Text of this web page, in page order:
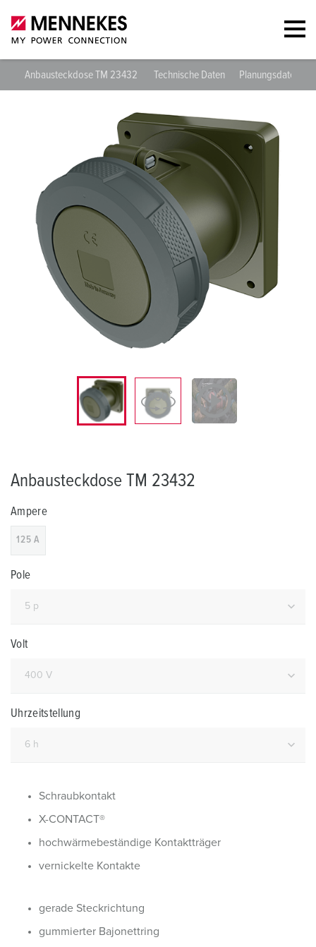
Anbausteckdose TM 23432 Technische Daten Planungsdaten &
Anbausteckdose TM 23432
Ampere
125 A
Pole
Volt
Uhrzeitstellung
Schraubkontakt
X-CONTACT®
hochwärmebeständige Kontaktträger
vernickelte Kontakte
gerade Steckrichtung
gummierter Bajonettring